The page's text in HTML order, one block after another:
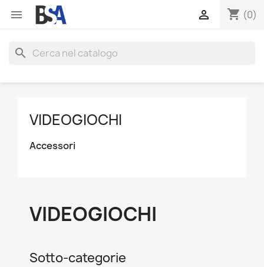
 shopping_cart (0)

search
VIDEOGIOCHI
Accessori
VIDEOGIOCHI
Sotto-categorie